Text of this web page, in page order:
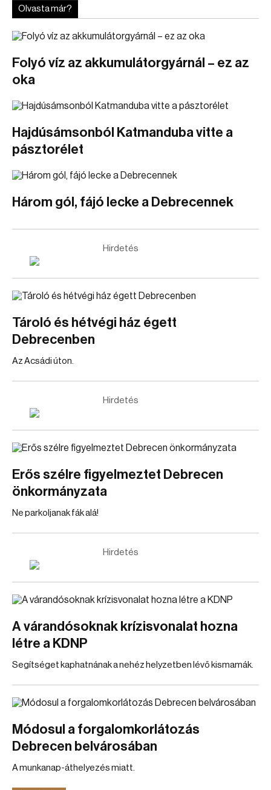
Olvasta már?
Folyó víz az akkumulátorgyárnál – ez az
oka
Hajdúsámsonból Katmanduba vitte a
pásztorélet
Három gól, fájó lecke a Debrecennek
Hirdetés
Tároló és hétvégi ház égett
Debrecenben
Az Acsádi úton.
Hirdetés
Erős szélre figyelmeztet Debrecen
önkormányzata
Ne parkoljanak fák alá!
Hirdetés
A várandósoknak krízisvonalat hozna
létre a KDNP
Segítséget kaphatnának a nehéz helyzetben lévő kismamák.
Módosul a forgalomkorlátozás
Debrecen belvárosában
A munkanap-áthelyezés miatt.